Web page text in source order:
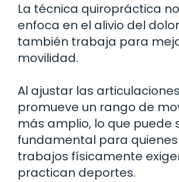
La técnica quiropráctica
enfoca en el alivio del
también trabaja para
movilidad.
Al ajustar las
promueve un rango de
más amplio, lo que puede
fundamental para
trabajos físicamente
practican deportes.